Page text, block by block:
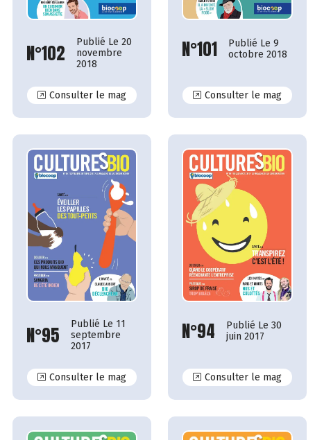
N°102
Publié Le 20
novembre
2018
Consulter le magN°102
N°101
Publié Le 9
octobre 2018
Consulter le magN°101
N°95
Publié Le 11
septembre
2017
Consulter le magN°95
N°94
Publié Le 30
juin 2017
Consulter le magN°94